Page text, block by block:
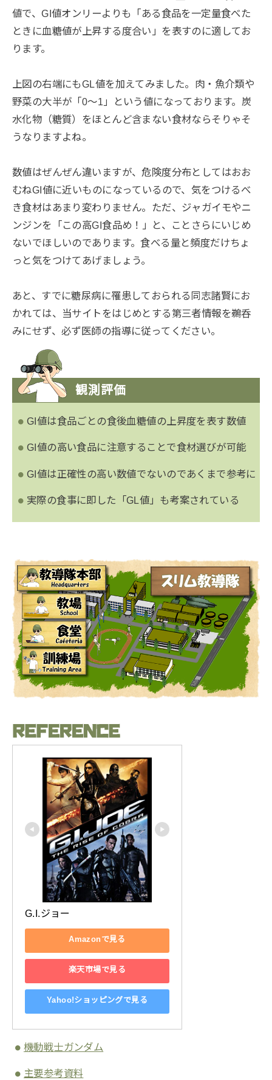
値で、GI値オンリーよりも「ある食品を一定量食べた
ときに血糖値が上昇する度合い」を表すのに適してお
ります。
上図の右端にもGL値を加えてみました。肉・魚介類や
野菜の大半が「0～1」という値になっております。炭
水化物（糖質）をほとんど含まない食材ならそりゃそ
うなりますよね。
数値はぜんぜん違いますが、危険度分布としてはおお
むねGI値に近いものになっているので、気をつけるべ
き食材はあまり変わりません。ただ、ジャガイモやニ
ンジンを「この高GI食品め！」と、ことさらにいじめ
ないでほしいのであります。食べる量と頻度だけちょ
っと気をつけてあげましょう。
あと、すでに糖尿病に罹患しておられる同志諸賢にお
かれては、当サイトをはじめとする第三者情報を鵜呑
みにせず、必ず医師の指導に従ってください。
観測評価
GI値は食品ごとの食後血糖値の上昇度を表す数値
GI値の高い食品に注意することで食材選びが可能
GI値は正確性の高い数値でないのであくまで参考に
実際の食事に即した「GL値」も考案されている
G.I.ジョー
Amazonで見る
楽天市場で見る
Yahoo!ショッピングで見る
機動戦士ガンダム
主要参考資料